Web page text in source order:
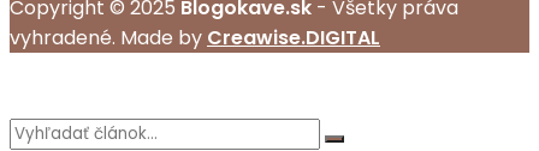
Copyright © 2025 Blogokave.sk - Všetky práva
vyhradené. Made by Creawise.DIGITAL